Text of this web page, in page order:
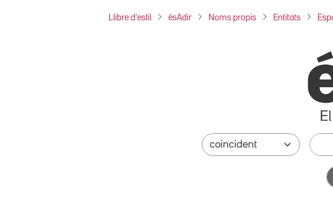
Llibre d'estil ésAdir Noms propis Entitats